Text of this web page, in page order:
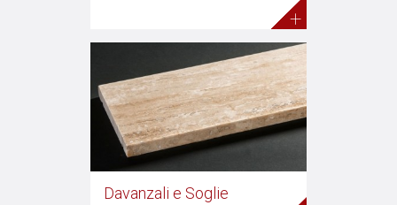
+
Davanzali e Soglie